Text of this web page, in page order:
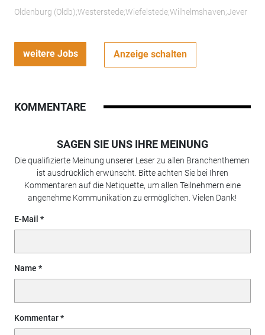
Oldenburg (Oldb);Westerstede;Wiefelstede;Wilhelmshaven;Jever
weitere Jobs Anzeige schalten
KOMMENTARE
SAGEN SIE UNS IHRE MEINUNG
Die qualifizierte Meinung unserer Leser zu allen Branchenthemen
ist ausdrücklich erwünscht. Bitte achten Sie bei Ihren
Kommentaren auf die Netiquette, um allen Teilnehmern eine
angenehme Kommunikation zu ermöglichen. Vielen Dank!
E-Mail
Name
Kommentar